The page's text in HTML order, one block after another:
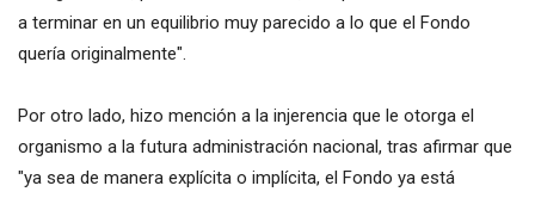
a terminar en un equilibrio muy parecido a lo que el Fondo
quería originalmente".
Por otro lado, hizo mención a la injerencia que le otorga el
organismo a la futura administración nacional, tras afirmar que
"ya sea de manera explícita o implícita, el Fondo ya está